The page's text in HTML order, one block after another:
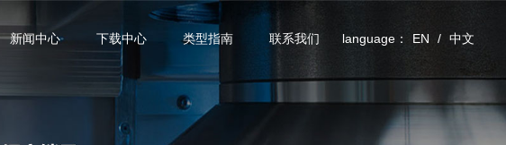
language： EN / 中文
新闻中心 下载中心 类型指南 联系我们